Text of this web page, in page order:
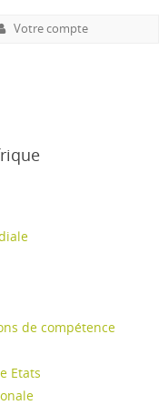
Votre compte
de compétence
Etats